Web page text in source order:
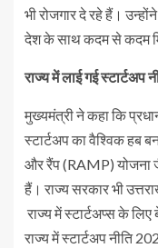
भी रोजगार दे रहे हैं।
देश के साथ कदम से कदम
राज्य में लाई गई स्टार्टअप
मुख्यमंत्री ने कहा कि
स्टार्टअप का वैश्विक हब
और रैंप (RAMP) योजना
हैं। राज्य सरकार भी
राज्य में स्टार्टअप्स के
राज्य में स्टार्टअप नीति